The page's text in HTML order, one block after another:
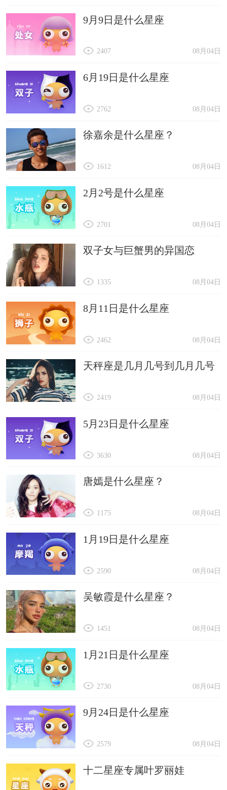
9月9日是什么星座
08月04日
2407
6月19日是什么星座
08月04日
2762
徐嘉余是什么星座？
08月04日
1612
2月2号是什么星座
08月04日
2701
双子女与巨蟹男的异国恋
08月04日
1335
8月11日是什么星座
08月04日
2462
天秤座是几月几号到几月几号
08月04日
2419
5月23日是什么星座
08月04日
3630
唐嫣是什么星座？
08月04日
1175
1月19日是什么星座
08月04日
2590
吴敏霞是什么星座？
08月04日
1451
1月21日是什么星座
08月04日
2730
9月24日是什么星座
08月04日
2579
十二星座专属叶罗丽娃